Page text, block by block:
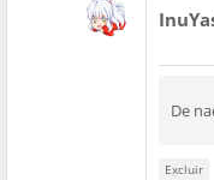
De
Excluir